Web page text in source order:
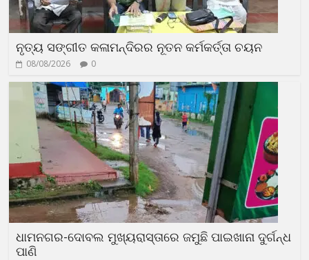
ନୃତ୍ୟ ସଙ୍ଗୀତ କଳାମନ୍ଦିରର ନୂତନ କର୍ମକର୍ତ୍ତା ଚୟନ
08/08/2026 0
ଧାମନଗର-ଦୋବଲ ମୁଖ୍ୟରାସ୍ତାରେ ଜମୁଛି ପାଇଖାନା ଦୁର୍ଗନ୍ଧ
ପାଣି